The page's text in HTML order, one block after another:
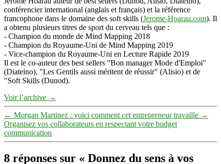
conférencier international (anglais et français) et la référence
francophone dans le domaine des soft skills (Jerome-Hoarau.com). Il
a obtenu plusieurs titres de sport du cerveau tels que :
- Champion du monde de Mind Mapping 2018
- Champion du Royaume-Uni de Mind Mapping 2019
- Vice-champion du Royaume-Uni en Lecture Rapide 2019
Il est le co-auteur des best sellers "Bon manager Mode d'Emploi"
(Diateino), "Les Gentils aussi méritent de réussir" (Alisio) et de
"Soft Skills (Dunod).
Voir l’archive →
← Morgan Martinez : voici comment cet entrepreneur travaille →
Organisez vos collaborateurs en respectant votre budget
communication
8 réponses sur « Donnez du sens à vos